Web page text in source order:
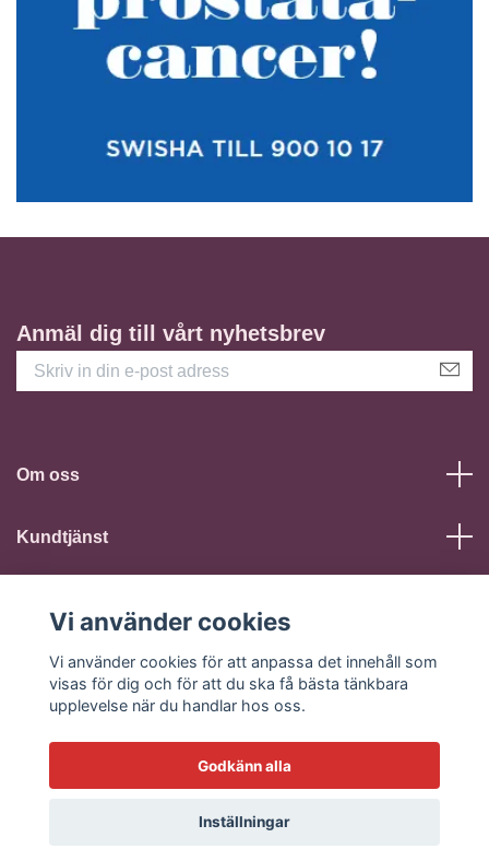
Anmäl dig till vårt nyhetsbrev
Om oss
Kundtjänst
Sociala medier
© 2026 Fuuk - Sexshop
Vi använder cookies
Vi använder cookies för att anpassa det innehåll som
visas för dig och för att du ska få bästa tänkbara
upplevelse när du handlar hos oss.
Godkänn alla
Inställningar